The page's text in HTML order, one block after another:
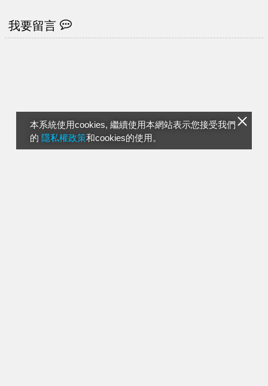
本系統使用cookies, 繼續使用本網站表示您接受我們
的 隱私權政策和cookies的使用。
我要留言